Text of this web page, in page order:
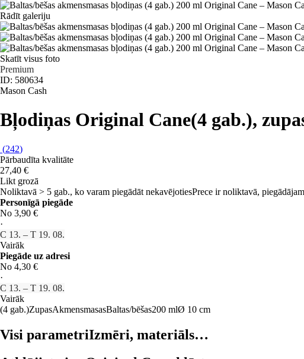
Rādīt galeriju
Skatīt visus foto
Premium
ID: 580634
Mason Cash
Bļodiņas Original Cane(4 gab.),
(242)
Pārbaudīta kvalitāte
27,40 €
Likt grozā
Noliktavā > 5 gab., ko varam piegādāt nekavējotiesPrece ir noliktavā,
Personīgā piegāde
No 3,90 €
·
C 13. – T 19. 08.
Vairāk
Piegāde uz adresi
No 4,30 €
·
C 13. – T 19. 08.
Vairāk
(4 gab.)ZupasAkmensmasasBaltas/bēšas200 mlØ 10 cm
Visi parametriIzmēri, materiāls…